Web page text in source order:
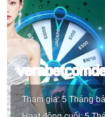
Tham gia 5 Tháng